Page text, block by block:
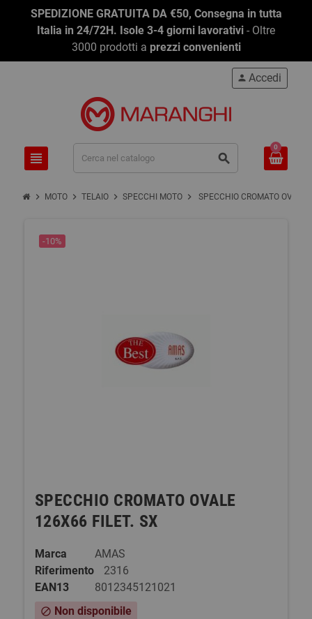
SPEDIZIONE GRATUITA DA €50, Consegna in tutta
Italia in 24/72H. Isole 3-4 giorni lavorativi - Oltre
3000 prodotti a prezzi convenienti
view_headline search
person Accedi
0
chevron_right MOTO chevron_right TELAIO chevron_right SPECCHI MOTO chevron_right SPECCHIO CROMATO
-10%
SPECCHIO CROMATO OVALE
126X66 FILET. SX
Marca
AMAS
Riferimento
2316
EAN13
8012345121021
block Non disponibile